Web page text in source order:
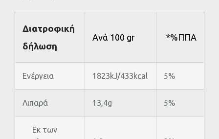
Διατροφική
δήλωση
Ανά 100 gr *%ΠΠΑ
Ενέργεια 1823kJ/433kcal 5%
Λιπαρά 13,4g 5%
Εκ των